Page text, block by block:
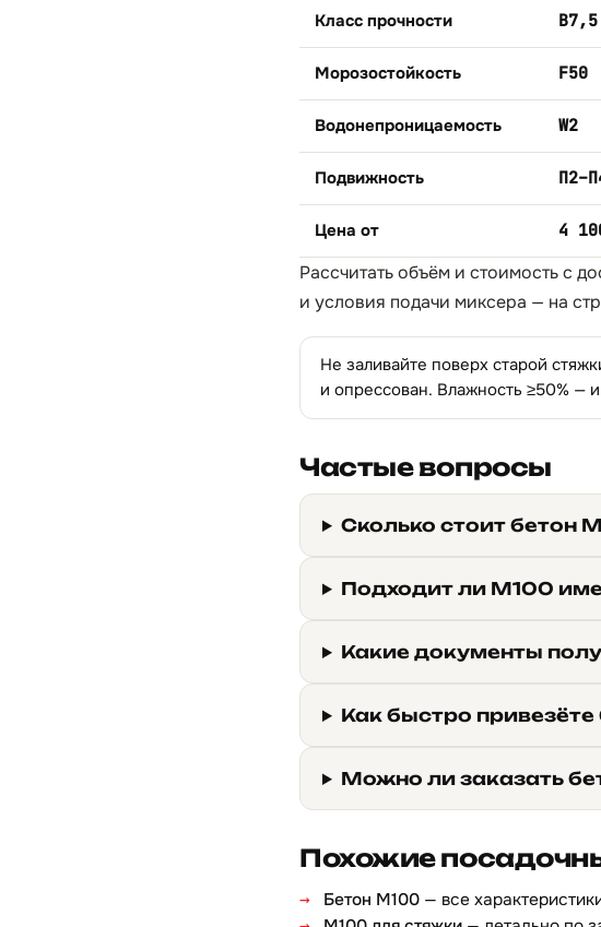
Класс прочности B7,5
Морозостойкость F50
Водонепроницаемость W2
Подвижность
Цена от 4
Рассчитать объём и стоимость с
и условия подачи миксера — на
Не заливайте поверх старой
и опрессован. Влажность ≥50% —
Частые вопросы
Сколько стоит бетон
Подходит ли М100
Какие документы
Как быстро
Можно ли заказать
Похожие
Бетон М100 — все